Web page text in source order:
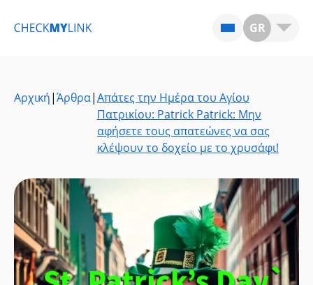
GR
Αρχική|Άρθρα|Απάτες την Ημέρα του Αγίου
Πατρικίου: Patrick Patrick: Μην
αφήσετε τους απατεώνες να σας
κλέψουν το δοχείο με το χρυσάφι!